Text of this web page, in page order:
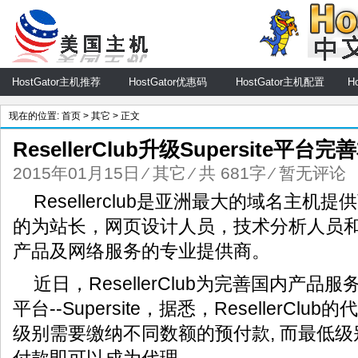
HostGator主机推荐 HostGator优惠码 HostGator主机配置
现在的位置: 首页 > 其它 > 正文
ResellerClub升级Supersite平台完
2015年01月15日 ⁄其它⁄ 共 681字⁄暂无评论
Resellerclub是亚洲最大的域名主机提
的为站长，网页设计人员，技术分析人员
产品及网络服务的专业提供商。
近日，ResellerClub为完善国内产品服
平台--Supersite，据悉，ResellerClub的
级别需要缴纳不同数额的预付款, 而最低